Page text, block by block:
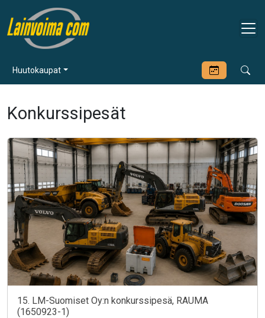
Huutokaupat
Konkurssipesät
15. LM-Suomiset Oy:n konkurssipesä, RAUMA
(1650923-1)